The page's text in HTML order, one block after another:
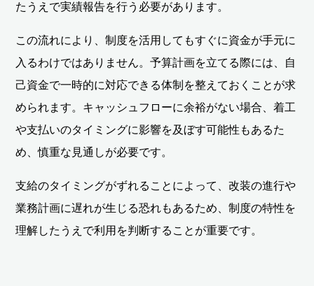
たうえで実績報告を行う必要があります。
この流れにより、制度を活用してもすぐに資金が手元に
入るわけではありません。予算計画を立てる際には、自
己資金で一時的に対応できる体制を整えておくことが求
められます。キャッシュフローに余裕がない場合、着工
や支払いのタイミングに影響を及ぼす可能性もあるた
め、慎重な見通しが必要です。
支給のタイミングがずれることによって、改装の進行や
業務計画に遅れが生じる恐れもあるため、制度の特性を
理解したうえで利用を判断することが重要です。